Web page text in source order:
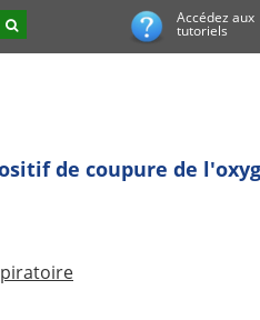
Accédez aux
tutoriels
de coupure de